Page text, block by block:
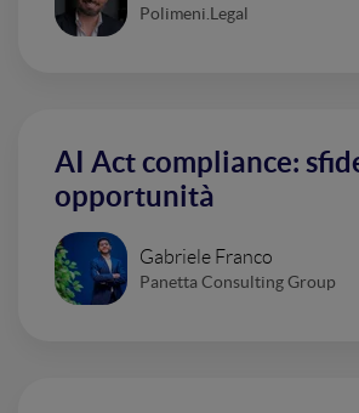
Polimeni.Legal
AI Act compliance:
opportunità
Gabriele Franco
Panetta Consulting Group